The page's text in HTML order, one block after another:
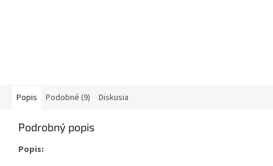
Popis Podobné (9) Diskusia
Podrobný popis
Popis: